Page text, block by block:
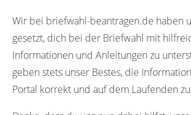
Wir bei briefwahl-beantragen.de haben
gesetzt, dich bei der Briefwahl mit
Informationen und Anleitungen zu
geben stets unser Bestes, die
Portal korrekt und auf dem Laufenden